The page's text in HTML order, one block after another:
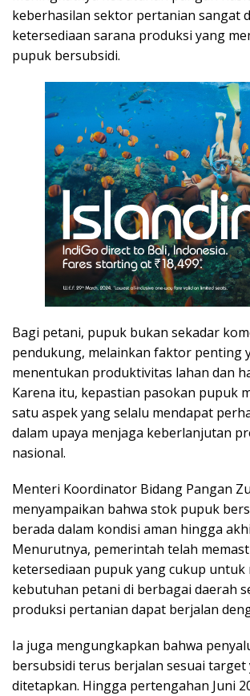
keberhasilan sektor pertanian sangat
ketersediaan sarana produksi yang
pupuk bersubsidi.
Bagi petani, pupuk bukan sekadar
pendukung, melainkan faktor penting
menentukan produktivitas lahan dan
Karena itu, kepastian pasokan pupuk
satu aspek yang selalu mendapat
dalam upaya menjaga keberlanjutan
nasional.
Menteri Koordinator Bidang Pangan
menyampaikan bahwa stok pupuk
berada dalam kondisi aman hingga
Menurutnya, pemerintah telah
ketersediaan pupuk yang cukup untuk
kebutuhan petani di berbagai daerah
produksi pertanian dapat berjalan
Ia juga mengungkapkan bahwa
bersubsidi terus berjalan sesuai target
ditetapkan. Hingga pertengahan Juni